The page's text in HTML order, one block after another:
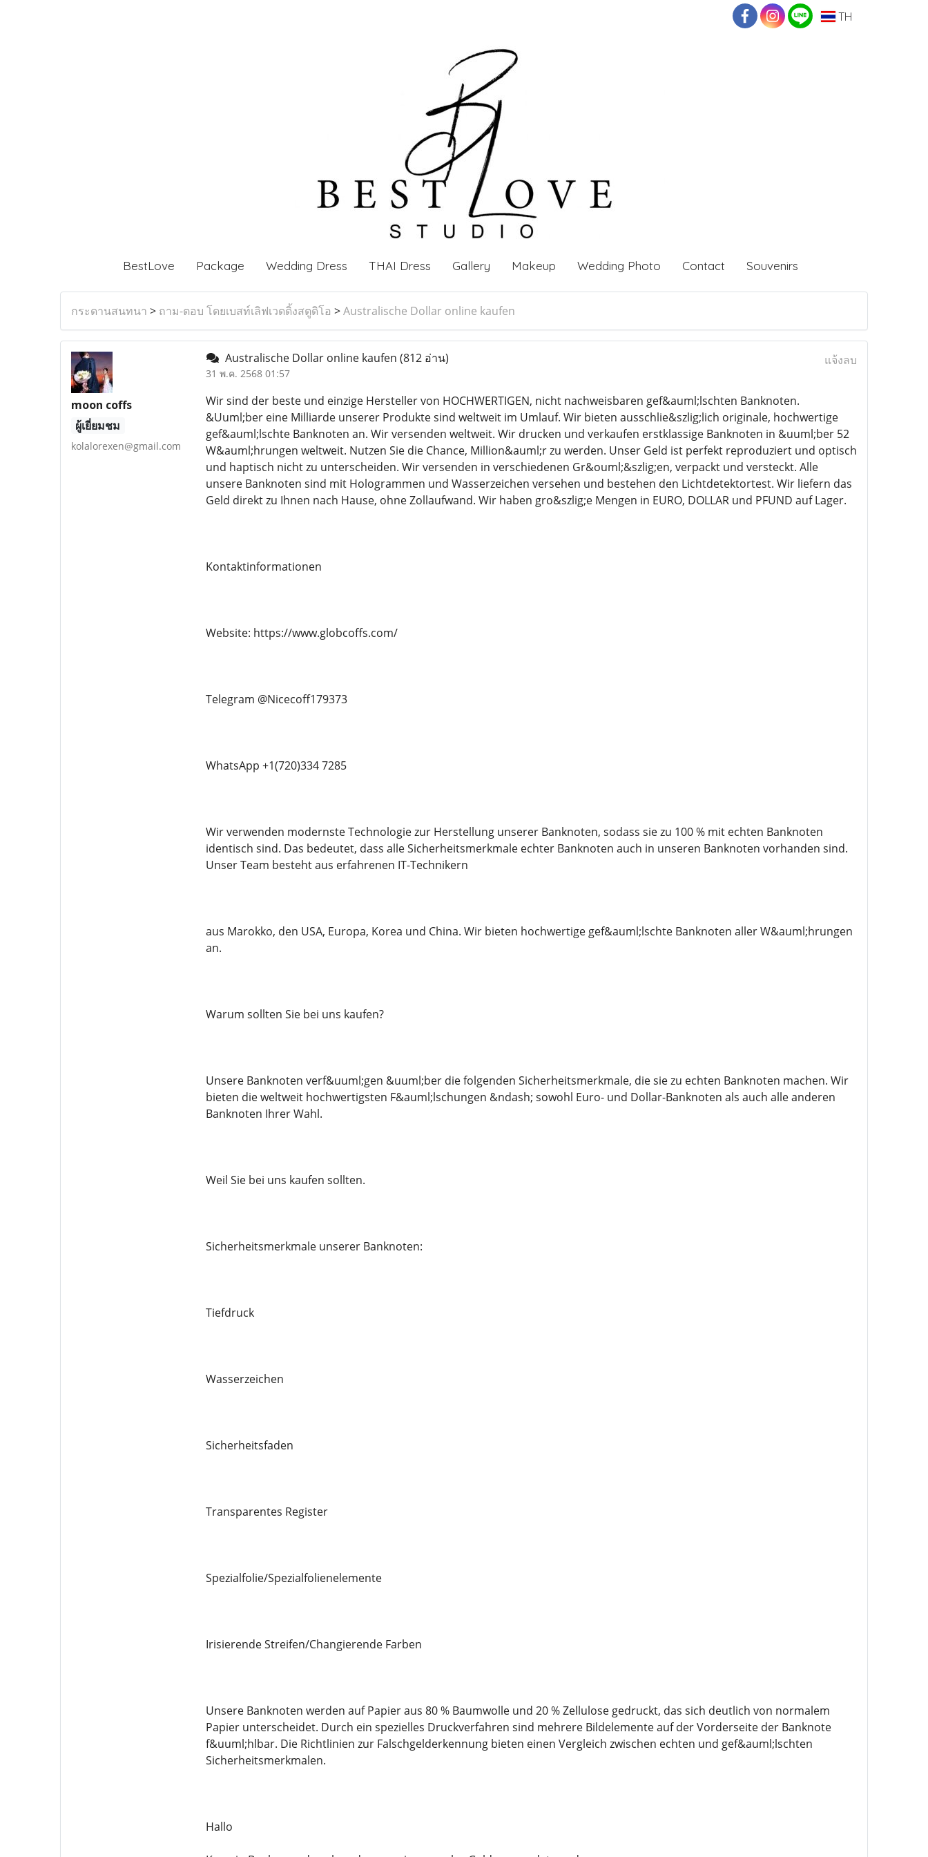
TH
BestLove Package Wedding Dress THAI Dress Gallery Makeup Wedding Photo Contact Souvenirs
กระดานสนทนา > ถาม-ตอบ โดยเบสท์เลิฟเวดดิ้งสตูดิโอ >Australische Dollar online kaufen
moon coffs
ผู้เยี่ยมชม
kolalorexen@gmail.com
Australische Dollar online kaufen (812 อ่าน)
31 พ.ค. 2568 01:57
แจ้งลบ
Wir sind der beste und einzige Hersteller von HOCHWERTIGEN, nicht nachweisbaren gef&auml;lschten Banknoten.
&Uuml;ber eine Milliarde unserer Produkte sind weltweit im Umlauf. Wir bieten ausschlie&szlig;lich originale, hochwertige
gef&auml;lschte Banknoten an. Wir versenden weltweit. Wir drucken und verkaufen erstklassige Banknoten in &uuml;ber 52
W&auml;hrungen weltweit. Nutzen Sie die Chance, Million&auml;r zu werden. Unser Geld ist perfekt reproduziert und optisch
und haptisch nicht zu unterscheiden. Wir versenden in verschiedenen Gr&ouml;&szlig;en, verpackt und versteckt. Alle
unsere Banknoten sind mit Hologrammen und Wasserzeichen versehen und bestehen den Lichtdetektortest. Wir liefern das
Geld direkt zu Ihnen nach Hause, ohne Zollaufwand. Wir haben gro&szlig;e Mengen in EURO, DOLLAR und PFUND auf Lager.
Kontaktinformationen
Website: https://www.globcoffs.com/
Telegram @Nicecoff179373
WhatsApp +1(720)334 7285
Wir verwenden modernste Technologie zur Herstellung unserer Banknoten, sodass sie zu 100 % mit echten Banknoten
identisch sind. Das bedeutet, dass alle Sicherheitsmerkmale echter Banknoten auch in unseren Banknoten vorhanden sind.
Unser Team besteht aus erfahrenen IT-Technikern
aus Marokko, den USA, Europa, Korea und China. Wir bieten hochwertige gef&auml;lschte Banknoten aller W&auml;hrungen
an.
Warum sollten Sie bei uns kaufen?
Unsere Banknoten verf&uuml;gen &uuml;ber die folgenden Sicherheitsmerkmale, die sie zu echten Banknoten machen. Wir
bieten die weltweit hochwertigsten F&auml;lschungen &ndash; sowohl Euro- und Dollar-Banknoten als auch alle anderen
Banknoten Ihrer Wahl.
Weil Sie bei uns kaufen sollten.
Sicherheitsmerkmale unserer Banknoten:
Tiefdruck
Wasserzeichen
Sicherheitsfaden
Transparentes Register
Spezialfolie/Spezialfolienelemente
Irisierende Streifen/Changierende Farben
Unsere Banknoten werden auf Papier aus 80 % Baumwolle und 20 % Zellulose gedruckt, das sich deutlich von normalem
Papier unterscheidet. Durch ein spezielles Druckverfahren sind mehrere Bildelemente auf der Vorderseite der Banknote
f&uuml;hlbar. Die Richtlinien zur Falschgelderkennung bieten einen Vergleich zwischen echten und gef&auml;lschten
Sicherheitsmerkmalen.
Hallo